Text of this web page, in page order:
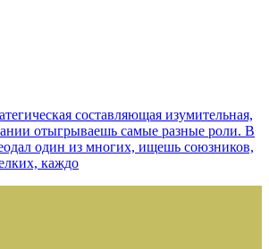
составляющая изумительная,
отыгрываешь самые разные роли. В
один из многих, ищешь союзников,
каждо